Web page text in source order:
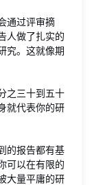
通过评审摘
人做了扎实的
究。这就像期
之三十到五十
就代表你的研
的报告都有基
可以在有限的
大量平庸的研